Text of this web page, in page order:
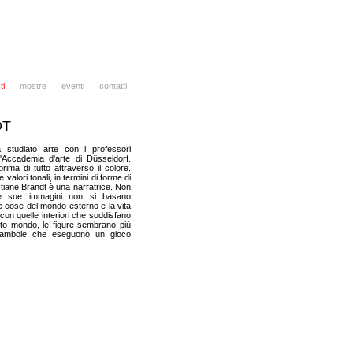
mostre eventi contatti
studiato arte con i professori
d'arte di Düsseldorf.
di tutto attraverso il colore.
valori tonali, in termini di forme di
Brandt è una narratrice. Non
sue immagini non si basano
cose del mondo esterno e la vita
quelle interiori che soddisfano
mondo, le figure sembrano più
che eseguono un gioco